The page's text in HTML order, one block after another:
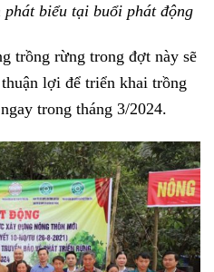
biểu tại buổi phát động
trồng rừng trong đợt này sẽ
lợi để triển khai trồng
trong tháng 3/2024.